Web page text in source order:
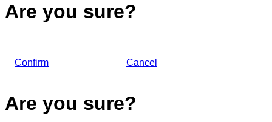
Are you sure?
Confirm Cancel
Are you sure?